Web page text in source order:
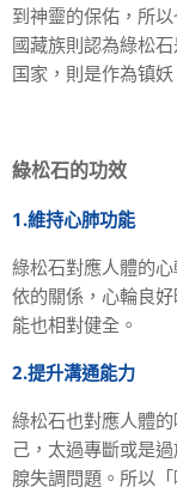
到神靈的保佑，所
國藏族則認為綠松
国家，則是作為镇
綠松石的功效
1.維持心肺功能
綠松石對應人體的
依的關係，心輪良
能也相對健全。
2.提升溝通能力
綠松石也對應人體
己，太過專斷或是
腺失調問題。所以